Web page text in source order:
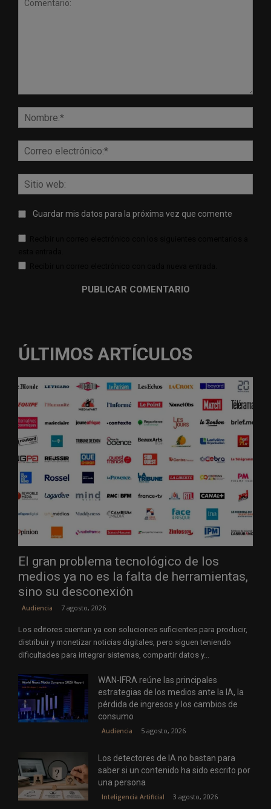
Guardar mis datos para la próxima vez que comente
ÚLTIMOS ARTÍCULOS
El gran problema tecnológico de los
medios ya no es la falta de herramientas,
sino su desconexión
Audiencia 7 agosto, 2026
Los editores cuentan ya con soluciones suficientes para producir,
distribuir y monetizar noticias digitales, pero siguen teniendo
dificultades para integrar sistemas, compartir datos y...
WAN-IFRA reúne las principales
estrategias de los medios ante la IA, la
pérdida de ingresos y los cambios de
consumo
Audiencia 5 agosto, 2026
Los detectores de IA no bastan para
saber si un contenido ha sido escrito por
una persona
Inteligencia Artificial 3 agosto, 2026